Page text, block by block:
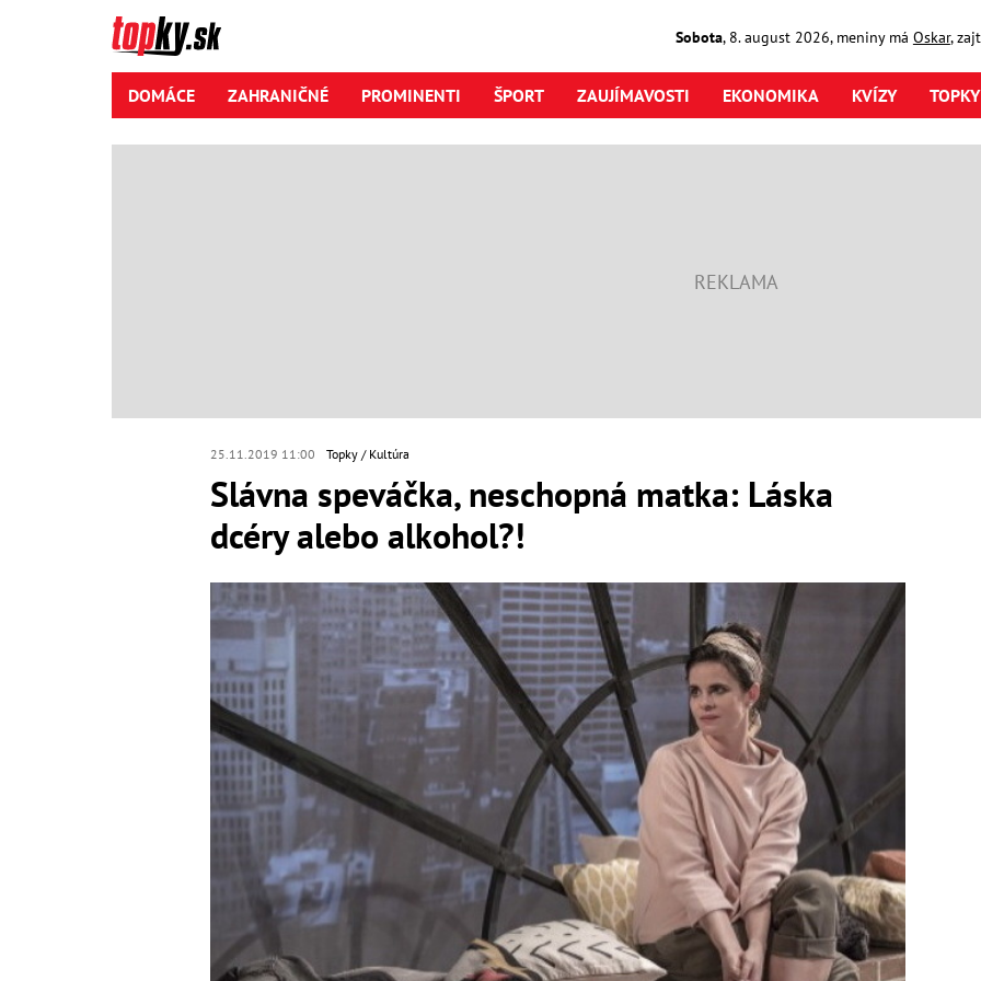
Sobota, 8. august2026, meniny má Oskar,
DOMÁCE ZAHRANIČNÉ PROMINENTI ŠPORT ZAUJÍMAVOSTI EKONOMIKA KVÍZY
25.11.2019 11:00 Topky Kultúra
Slávna speváčka, neschopná matka: Láska
dcéry alebo alkohol?!